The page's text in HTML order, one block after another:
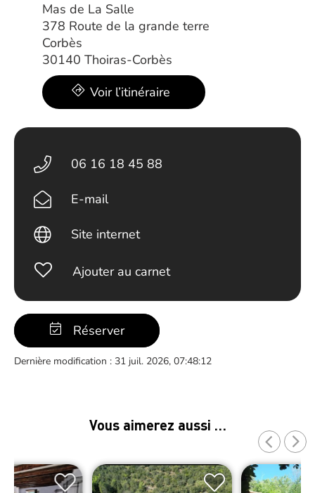
Mas de La Salle
378 Route de la grande terre
Corbès
30140 Thoiras-Corbès
Voir l’itinéraire
06 16 18 45 88
E-mail
Site internet
Ajouter au carnet
Réserver
Dernière modification : 31 juil. 2026, 07:48:12
Vous aimerez aussi …